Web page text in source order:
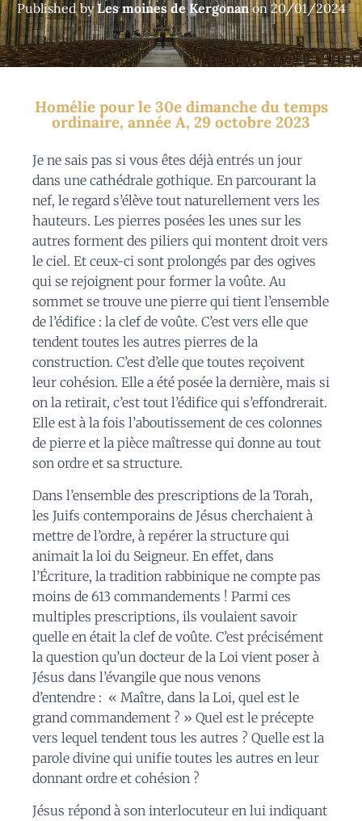
Published byLes moines de Kergonanon20/01/2024
Homélie pour le 30e dimanche du temps
ordinaire, année A, 29 octobre 2023
Je ne sais pas si vous êtes déjà entrés un jour
dans une cathédrale gothique. En parcourant la
nef, le regard s’élève tout naturellement vers les
hauteurs. Les pierres posées les unes sur les
autres forment des piliers qui montent droit vers
le ciel. Et ceux-ci sont prolongés par des ogives
qui se rejoignent pour former la voûte. Au
sommet se trouve une pierre qui tient l’ensemble
de l’édifice : la clef de voûte. C’est vers elle que
tendent toutes les autres pierres de la
construction. C’est d’elle que toutes reçoivent
leur cohésion. Elle a été posée la dernière, mais si
on la retirait, c’est tout l’édifice qui s’effondrerait.
Elle est à la fois l’aboutissement de ces colonnes
de pierre et la pièce maîtresse qui donne au tout
son ordre et sa structure.
Dans l’ensemble des prescriptions de la Torah,
les Juifs contemporains de Jésus cherchaient à
mettre de l’ordre, à repérer la structure qui
animait la loi du Seigneur. En effet, dans
l’Écriture, la tradition rabbinique ne compte pas
moins de 613 commandements ! Parmi ces
multiples prescriptions, ils voulaient savoir
quelle en était la clef de voûte. C’est précisément
la question qu’un docteur de la Loi vient poser à
Jésus dans l’évangile que nous venons
d’entendre : « Maître, dans la Loi, quel est le
grand commandement ? » Quel est le précepte
vers lequel tendent tous les autres ? Quelle est la
parole divine qui unifie toutes les autres en leur
donnant ordre et cohésion ?
Jésus répond à son interlocuteur en lui indiquant